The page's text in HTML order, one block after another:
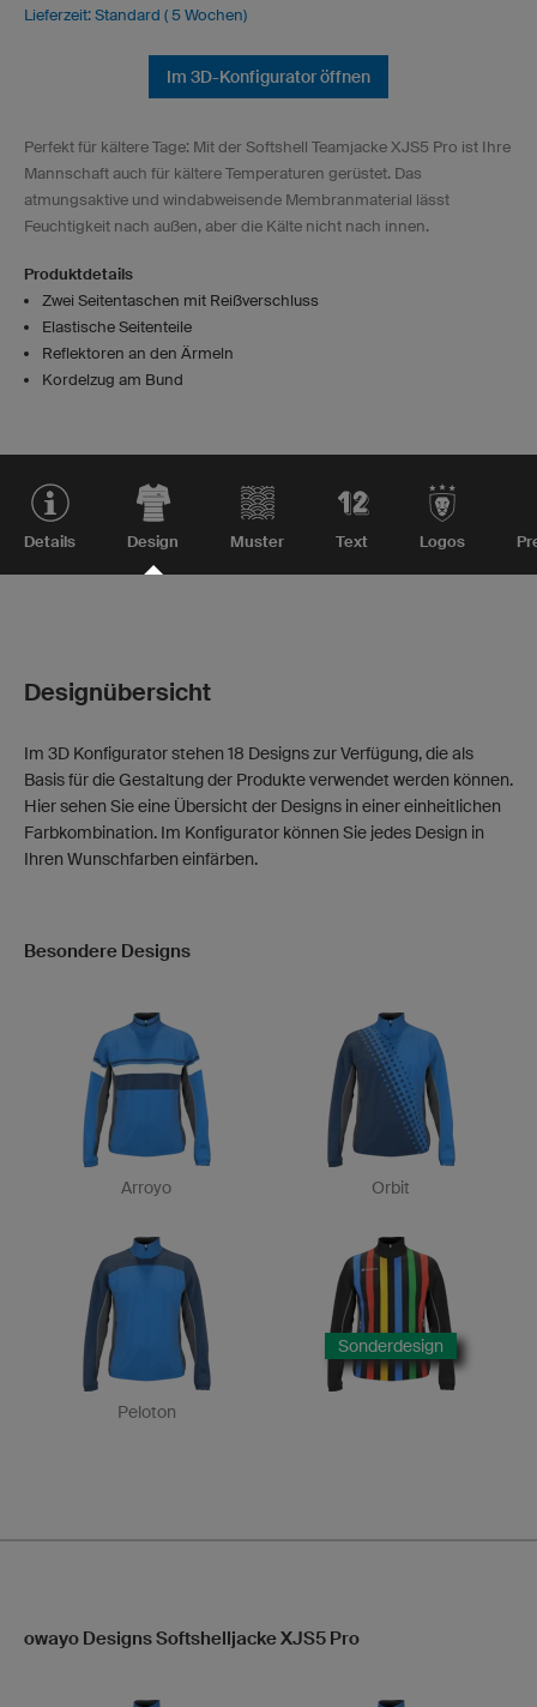
Lieferzeit: Standard ( 5 Wochen)
Im 3D-Konfigurator öffnen
Perfekt für kältere Tage: Mit der Softshell Teamjacke XJS5 Pro ist Ihre
Mannschaft auch für kältere Temperaturen gerüstet. Das
atmungsaktive und windabweisende Membranmaterial lässt
Feuchtigkeit nach außen, aber die Kälte nicht nach innen.
Produktdetails
Zwei Seitentaschen mit Reißverschluss
Elastische Seitenteile
Reflektoren an den Ärmeln
Kordelzug am Bund
Details Design Muster Text Logos
Designübersicht
Im 3D Konfigurator stehen 18 Designs zur Verfügung, die als
Basis für die Gestaltung der Produkte verwendet werden können.
Hier sehen Sie eine Übersicht der Designs in einer einheitlichen
Farbkombination. Im Konfigurator können Sie jedes Design in
Ihren Wunschfarben einfärben.
Besondere Designs
Arroyo Orbit
Peloton
Sonderdesign
owayo Designs Softshelljacke XJS5 Pro